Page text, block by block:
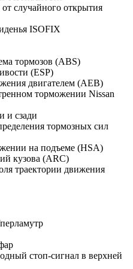
случайного открытия
ISOFIX
тормозов (ABS)
(ESP)
двигателем (AEB)
торможении Nissan
и сзади
тормозных сил
на подъеме (HSA)
кузова (ARC)
траектории движения
стоп-сигнал в верхней